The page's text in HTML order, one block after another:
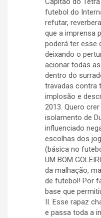
futebol do
refutar,
que a imprensa
poderá ter esse
deixando o
acionar todas
dentro do
travadas contra
implosão e
2013. Quero
isolamento de
influenciado
escolhas dos
(básica no
UM BOM
da malhação,
de futebol! Por
base que
II. Esse rapaz
e passa toda a